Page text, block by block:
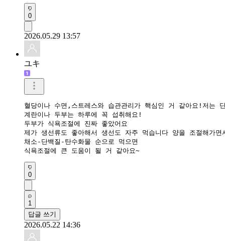
0
2026.05.29 13:57
ユキ
혈당이나 수면,스트레스와 습관관리가 핵심인 거 같아요!저는
계란이나 두부는 하루에 꼭 섭취해요!
두부가 식욕조절에 진짜 좋았어요
제가 생선류도 좋아해서 생선도 자주 먹습니다 양을 조절해가면
채소-단백질-탄수화물 순으로 먹으면
0
1
답글 쓰기
2026.05.22 14:36